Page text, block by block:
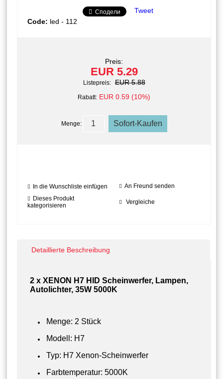
Сподели
Tweet
Code: led - 112
Preis:
EUR 5.29
Listepreis: EUR 5.88
Rabatt: EUR 0.59 (10%)
Menge:
In die Wunschliste einfügen
An Freund senden
Dieses Produkt
kategorisieren
Vergleiche
Detaillierte Beschreibung
2 x XENON H7 HID Scheinwerfer, Lampen,
Autolichter, 35W 5000K
Menge: 2 Stück
Modell: H7
Typ: H7 Xenon-Scheinwerfer
Farbtemperatur: 5000K